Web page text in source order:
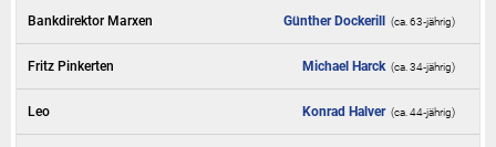
Bankdirektor Marxen Günther Dockerill (ca. 63‑jährig)
Fritz Pinkerten Michael Harck (ca. 34‑jährig)
Leo Konrad Halver (ca. 44‑jährig)